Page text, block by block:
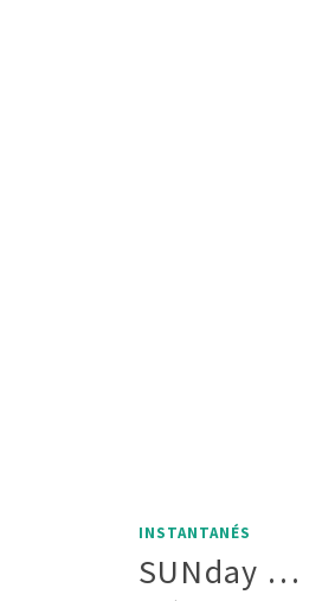
INSTANTANÉS
SUNday …